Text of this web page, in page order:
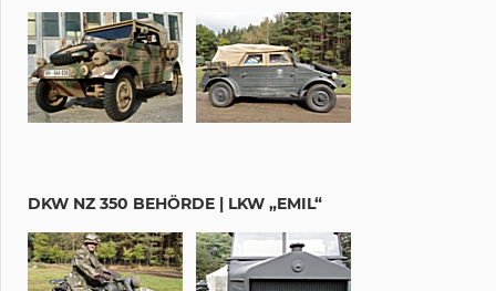
DKW NZ 350 BEHÖRDE | LKW „EMIL“